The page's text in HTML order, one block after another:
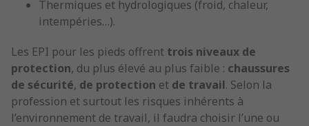
Thermiques et hydrologiques (froid, chaleur,
intempéries…).
Les EPI pour les pieds offrent trois niveaux de
protection, du plus élevé au plus faible : chaussures
de sécurité, de protection et de travail. Selon la
profession et surtout les risques inhérents à
l’environnement de travail, il faudra choisir l’une ou